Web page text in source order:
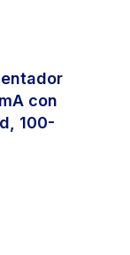
con
100-